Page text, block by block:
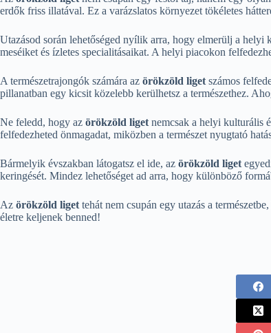
erdők friss illatával. Ez a varázslatos környezet tökéletes
Utazásod során lehetőséged nyílik arra, hogy elmerülj a helyi
meséiket és ízletes specialitásaikat. A helyi piacokon
A természetrajongók számára az örökzöld liget számos
pillanatban egy kicsit közelebb kerülhetsz a természethez.
Ne feledd, hogy az örökzöld liget nemcsak a helyi kulturális
felfedezheted önmagadat, miközben a természet nyugtató
Bármelyik évszakban látogatsz el ide, az örökzöld liget
keringését. Mindez lehetőséget ad arra, hogy különböző
Az örökzöld liget tehát nem csupán egy utazás a
életre keljenek benned!